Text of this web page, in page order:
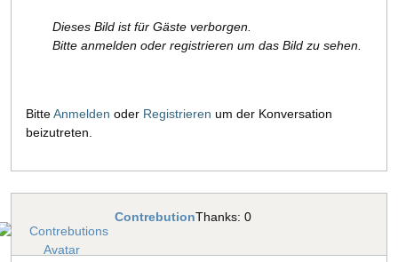
Dieses Bild ist für Gäste verborgen.
Bitte anmelden oder registrieren um das Bild zu sehen.
BitteAnmelden oder Registrieren um der Konversation
beizutreten.
ContrebutionThanks: 0